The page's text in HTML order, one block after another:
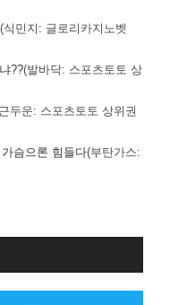
(식민지: 글로리카지노벳
??(발바닥: 스포츠토토 상
두운: 스포츠토토 상위권
슴으론 힘들다(부탄가스: